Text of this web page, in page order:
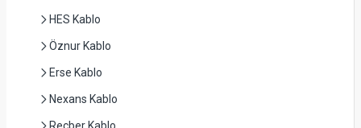
HES Kablo
Öznur Kablo
Erse Kablo
Nexans Kablo
Reçber Kablo